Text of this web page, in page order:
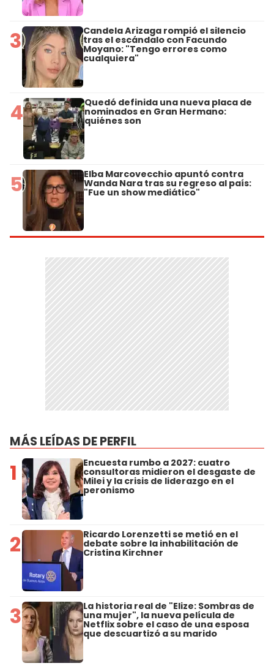
3 Candela Arizaga rompió el silencio
tras el escándalo con Facundo
Moyano: "Tengo errores como
cualquiera"
4 Quedó definida una nueva placa de
nominados en Gran Hermano:
quiénes son
5 Elba Marcovecchio apuntó contra
Wanda Nara tras su regreso al país:
"Fue un show mediático"
MÁS LEÍDAS DE PERFIL
1 Encuesta rumbo a 2027: cuatro
consultoras midieron el desgaste de
Milei y la crisis de liderazgo en el
peronismo
2 Ricardo Lorenzetti se metió en el
debate sobre la inhabilitación de
Cristina Kirchner
3 La historia real de "Elize: Sombras de
una mujer", la nueva película de
Netflix sobre el caso de una esposa
que descuartizó a su marido